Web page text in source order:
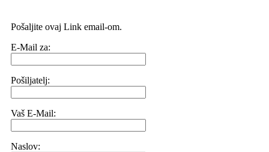
Pošaljite ovaj Link email-om.
E-Mail za:
Pošiljatelj:
Vaš E-Mail:
Naslov: